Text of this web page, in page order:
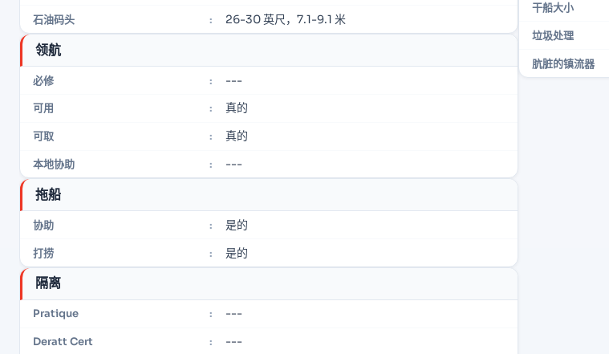
石油码头 : 26-30 英尺，7.1-9.1 米
领航
必修 : ---
可用 : 真的
可取 : 真的
本地协助 : ---
拖船
协助 : 是的
打捞 : 是的
隔离
Pratique : ---
Deratt Cert : ---
干船大小
垃圾处理
肮脏的镇流器